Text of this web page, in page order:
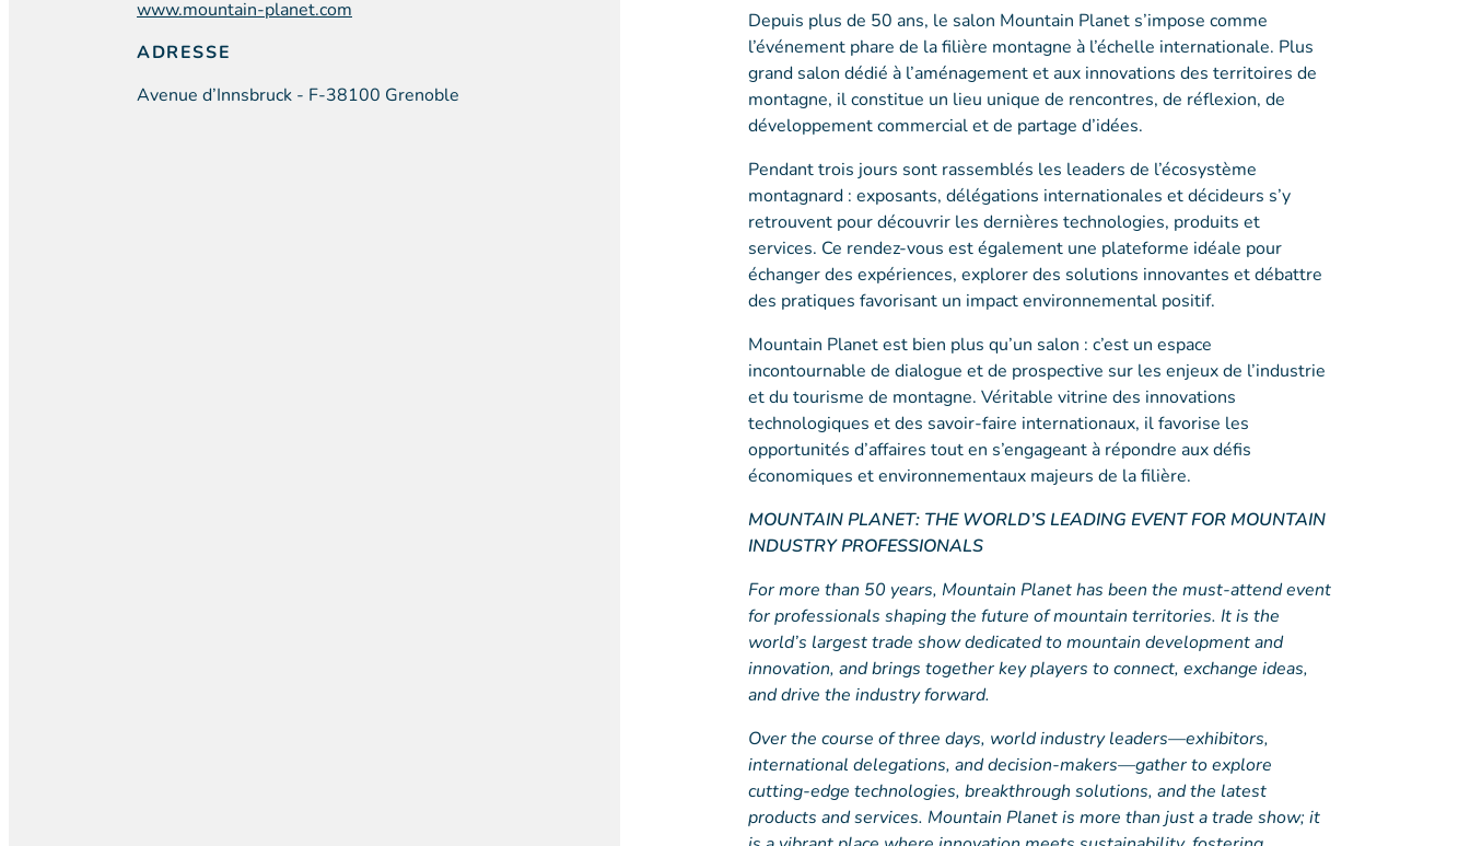
www.mountain-planet.com
ADRESSE
Avenue d’Innsbruck - F-38100 Grenoble
Depuis plus de 50 ans, le salon Mountain Planet s’impose comme
l’événement phare de la filière montagne à l’échelle internationale. Plus
grand salon dédié à l’aménagement et aux innovations des territoires de
montagne, il constitue un lieu unique de rencontres, de réflexion, de
développement commercial et de partage d’idées.
Pendant trois jours sont rassemblés les leaders de l’écosystème
montagnard : exposants, délégations internationales et décideurs s’y
retrouvent pour découvrir les dernières technologies, produits et
services. Ce rendez-vous est également une plateforme idéale pour
échanger des expériences, explorer des solutions innovantes et débattre
des pratiques favorisant un impact environnemental positif.
Mountain Planet est bien plus qu’un salon : c’est un espace
incontournable de dialogue et de prospective sur les enjeux de l’industrie
et du tourisme de montagne. Véritable vitrine des innovations
technologiques et des savoir-faire internationaux, il favorise les
opportunités d’affaires tout en s’engageant à répondre aux défis
économiques et environnementaux majeurs de la filière.
MOUNTAIN PLANET: THE WORLD’S LEADING EVENT FOR MOUNTAIN
INDUSTRY PROFESSIONALS
For more than 50 years, Mountain Planet has been the must-attend event
for professionals shaping the future of mountain territories. It is the
world’s largest trade show dedicated to mountain development and
innovation, and brings together key players to connect, exchange ideas,
and drive the industry forward.
Over the course of three days, world industry leaders—exhibitors,
international delegations, and decision-makers—gather to explore
cutting-edge technologies, breakthrough solutions, and the latest
products and services. Mountain Planet is more than just a trade show; it